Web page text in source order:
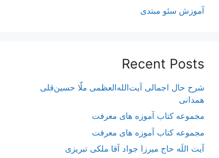
آموزش سئو مبتدی
Recent Posts
شرح حال اجمالی آیت‌الله‌العظمی ملّا حسین‌قلی
همدانی
مجموعه کتاب آموزه های معرفت
مجموعه کتاب آموزه های معرفت
آیت اللَه حاج میرزا جواد آقا ملکی تبریزی